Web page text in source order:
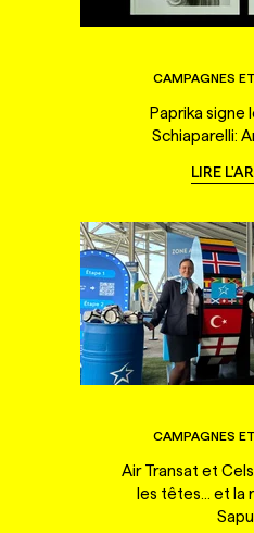
CAMPAGNES
Paprika signe
Schiaparelli:
LIRE
CAMPAGNES
Air Transat et
les têtes... et la